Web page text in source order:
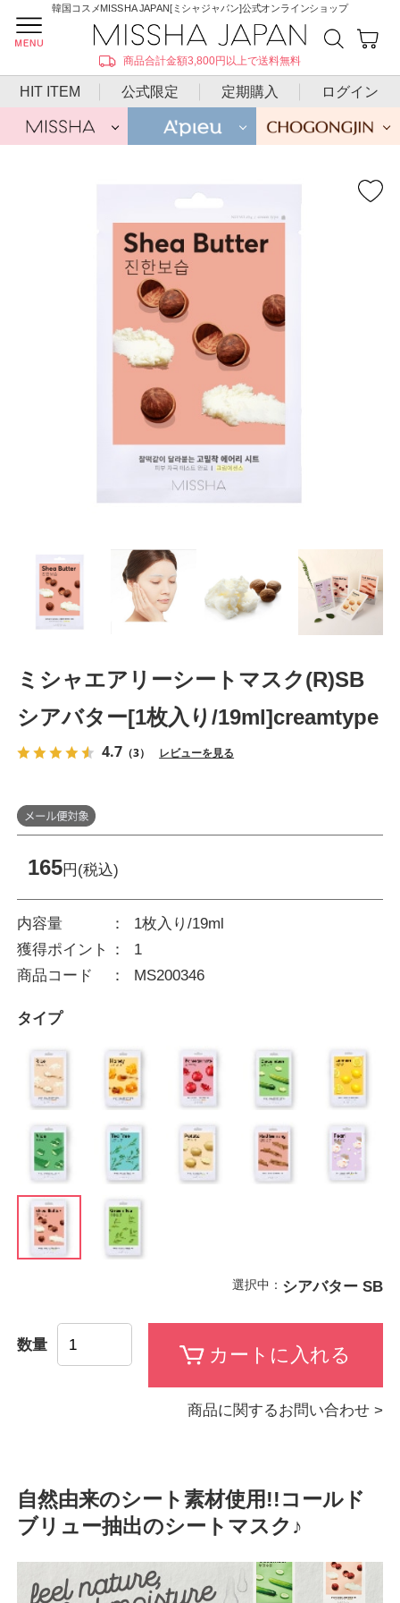
韓国コスメMISSHA JAPAN[ミシャジャパン]公式オンラインショップ
商品合計金額3,800円以上で送料無料
HIT ITEM 公式限定 定期購入 ログイン
ミシャエアリーシートマスク(R)SB
シアバター[1枚入り/19ml]creamtype
4.7 （3） レビューを見る
165円(税込)
内容量
1枚入り/19ml
獲得ポイント
1
商品コード
MS200346
タイプ
選択中： シアバター SB
数量
商品に関するお問い合わせ >
自然由来のシート素材使用!!コールド
ブリュー抽出のシートマスク♪